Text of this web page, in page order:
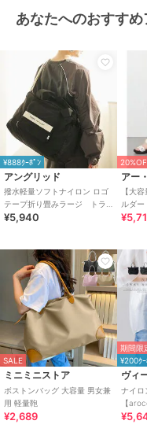
GRANDE（アネロ グラン
し、 どんな方にも気軽に
ップ。
ブランド アネ
ショップ エー
商品カテゴリ バッグ
性別タイプ
レデ
バッグ
ガール
カラー
ブラ
ーベ
サイズ フリ
ポリ
商品
特徴
バッグ
ポリ
/特
イル
あなたへのおすす
¥888ｸｰﾎﾟﾝ
アングリッド
撥水軽量ソフトナイロン ロゴ
テープ折り畳みラージ トラ
ベルボストンバッグ(33L）
¥5,940
アー
【大
ルダー
行用ボ
SALE
ミニミニストア
ボストンバッグ 大容量 男女兼
用 軽量鞄
¥2,689
期間限
¥200ｸｰ
ヴィ
ナイロ
【